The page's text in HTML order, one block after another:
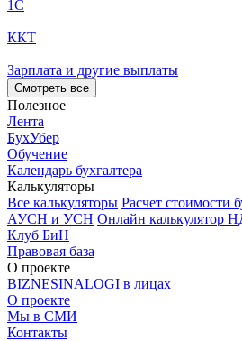
1С
ККТ
Зарплата и другие выплаты
Смотреть все
Полезное
Лента
БухУбер
Обучение
Календарь бухгалтера
Калькуляторы
Все калькуляторы Расчет стоимости
АУСН и УСН Онлайн калькулятор
Клуб БиН
Правовая база
О проекте
BIZNESINALOGI в лицах
О проекте
Мы в СМИ
Контакты